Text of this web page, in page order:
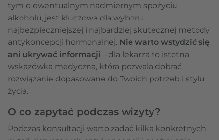
tym o ewentualnym nadmiernym spożyciu
alkoholu, jest kluczowa dla wyboru
najbezpieczniejszej i najbardziej skutecznej metody
antykoncepcji hormonalnej. Nie warto wstydzić się
ani ukrywać informacji – dla lekarza to istotna
wskazówka medyczna, która pozwala dobrać
rozwiązanie dopasowane do Twoich potrzeb i stylu
życia.
O co zapytać podczas wizyty?
Podczas konsultacji warto zadać kilka konkretnych